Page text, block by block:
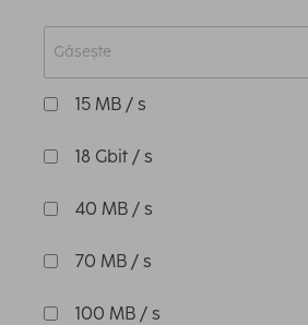
15 MB / s
18 Gbit / s
40 MB / s
70 MB / s
100 MB / s